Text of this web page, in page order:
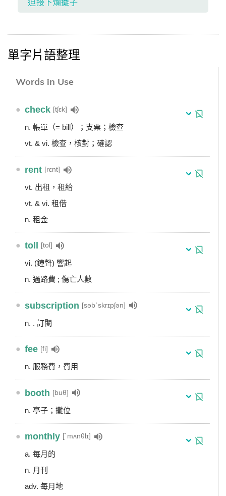
單字片語整理
Words in Use
● check [tʃɛk]
n. 帳單（= bill）；支票；檢查
vt. & vi. 檢查，核對；確認
● rent [rɛnt]
vt. 出租，租給
vt. & vi. 租借
n. 租金
● toll [tol]
vi. (鐘聲) 響起
n. 過路費 ; 傷亡人數
● subscription [səbˋskrɪpʃən]
n. . 訂閱
● fee [fi]
n. 服務費，費用
● booth [buθ]
n. 亭子；攤位
● monthly [ˋmʌnθlɪ]
a. 每月的
n. 月刊
adv. 每月地